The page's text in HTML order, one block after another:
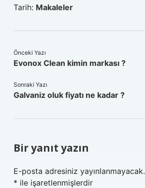
Tarih: Makaleler
Önceki Yazı
Evonox Clean kimin markası ?
Sonraki Yazı
Galvaniz oluk fiyatı ne kadar ?
Bir yanıt yazın
E-posta adresiniz yayınlanmayacak.
* ile işaretlenmişlerdir